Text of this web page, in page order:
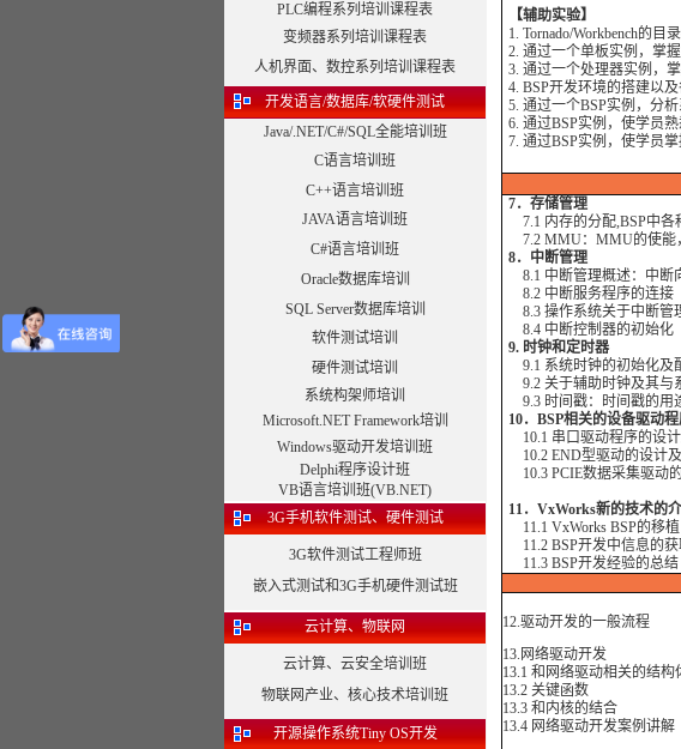
PLC编程系列培训课程表
变频器系列培训课程表
人机界面、数控系列培训课程表
开发语言/数据库/软硬件测试
Java/.NET/C#/SQL全能培训班
C语言培训班
C++语言培训班
JAVA语言培训班
C#语言培训班
Oracle数据库培训
SQL Server数据库培训
软件测试培训
硬件测试培训
系统构架师培训
Microsoft.NET Framework培训
Windows驱动开发培训班
Delphi程序设计班
VB语言培训班(VB.NET)
3G手机软件测试、硬件测试
3G软件测试工程师班
嵌入式测试和3G手机硬件测试班
云计算、物联网
云计算、云安全培训班
物联网产业、核心技术培训班
开源操作系统Tiny OS开发
【辅助实验】
1. Tornado/Workbench的目
2. 通过一个单板实例，掌
3. 通过一个处理器实例，
4. BSP开发环境的搭建以
5. 通过一个BSP实例，分
6. 通过BSP实例，使学员
7. 通过BSP实例，使学员
7．存储管理
7.1 内存的分配,BSP中各
7.2 MMU：MMU的使能
8．中断管理
8.1 中断管理概述：中断
8.2 中断服务程序的连接
8.3 操作系统关于中断管
8.4 中断控制器的初始化
9. 时钟和定时器
9.1 系统时钟的初始化及
9.2 关于辅助时钟及其与
9.3 时间戳：时间戳的用
10．BSP相关的设备驱动程
10.1 串口驱动程序的设
10.2 END型驱动的设计
10.3 PCIE数据采集驱动
11．VxWorks新的技术的
11.1 VxWorks BSP的移植
11.2 BSP开发中信息的
11.3 BSP开发经验的总结
12.驱动开发的一般流程
13.网络驱动开发
13.1 和网络驱动相关的结构
13.2 关键函数
13.3 和内核的结合
13.4 网络驱动开发案例讲解